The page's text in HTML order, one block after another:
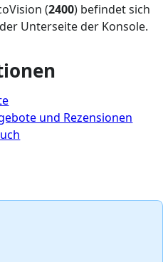
(2400) befindet sich
Unterseite der Konsole.
und Rezensionen